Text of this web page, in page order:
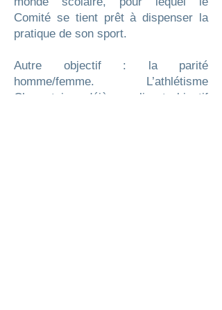
Comité se tient prêt à dispenser la
pratique de son sport.
Autre objectif : la parité
homme/femme. L’athlétisme
Charentais a déjà rempli cet objectif